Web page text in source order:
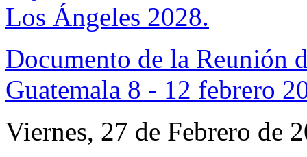
Los Ángeles 2028.
Documento de la Reunión
Guatemala 8 - 12 febrero
Viernes, 27 de Febrero de